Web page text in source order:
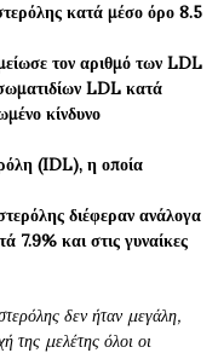
κατά μέσο όρο 8.5
τον αριθμό των LDL
LDL κατά
κίνδυνο
(IDL), η οποία
διέφεραν ανάλογα
7.9% και στις γυναίκες
δεν ήταν μεγάλη,
της μελέτης όλοι οι